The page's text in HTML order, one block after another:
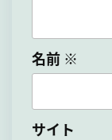
名前 ※
サイト